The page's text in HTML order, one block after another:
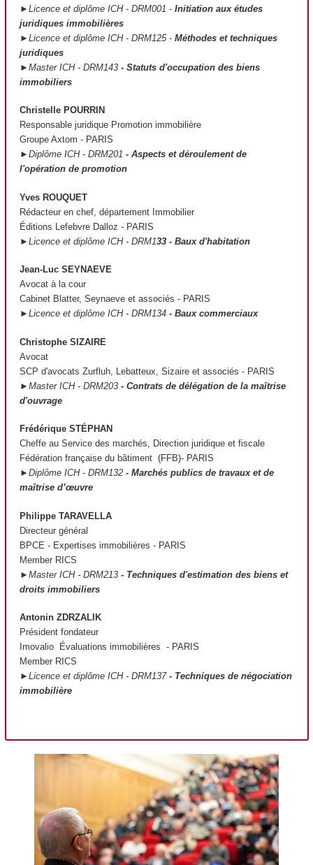
►Licence et diplôme ICH - DRM001 - Initiation aux études
juridiques immobilières
►Licence et diplôme ICH - DRM125 - Méthodes et techniques
juridiques
►Master ICH - DRM143 - Statuts d'occupation des biens
immobiliers
Christelle POURRIN
Responsable juridique Promotion immobilière
Groupe Axtom - PARIS
►Diplôme ICH - DRM201 - Aspects et déroulement de
l'opération de promotion
Yves ROUQUET
Rédacteur en chef, département Immobilier
Éditions Lefebvre Dalloz - PARIS
►Licence et diplôme ICH - DRM133 - Baux d'habitation
Jean-Luc SEYNAEVE
Avocat à la cour
Cabinet Blatter, Seynaeve et associés - PARIS
►Licence et diplôme ICH - DRM134 - Baux commerciaux
Christophe SIZAIRE
Avocat
SCP d'avocats Zurfluh, Lebatteux, Sizaire et associés - PARIS
►Master ICH - DRM203 - Contrats de délégation de la maîtrise
d'ouvrage
Frédérique STÉPHAN
Cheffe au Service des marchés, Direction juridique et fiscale
Fédération française du bâtiment (FFB)- PARIS
►Diplôme ICH - DRM132 - Marchés publics de travaux et de
maîtrise d’œuvre
Philippe TARAVELLA
Directeur général
BPCE - Expertises immobilières - PARIS
Member RICS
►Master ICH - DRM213 - Techniques d'estimation des biens et
droits immobiliers
Antonin ZDRZALIK
Président fondateur
Imovalio Évaluations immobilières - PARIS
Member RICS
►Licence et diplôme ICH - DRM137 - Techniques de négociation
immobilière